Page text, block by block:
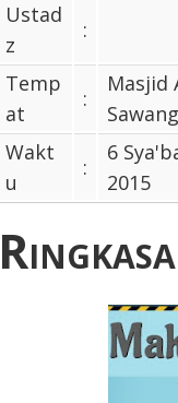
Ustad
z
:
Temp
at
:
Masjid
Wakt
u
:
6
2015